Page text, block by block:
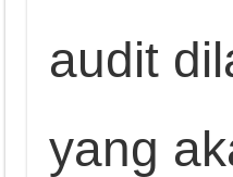
audit
yang